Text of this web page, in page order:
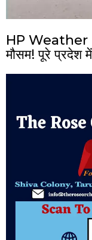
HP Weather
मौसम! पूरे प्रदेश